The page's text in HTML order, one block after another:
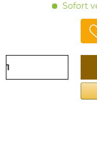
Sofort